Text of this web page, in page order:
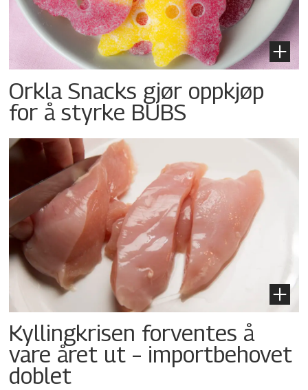
Orkla Snacks gjør oppkjøp
for å styrke BUBS
Kyllingkrisen forventes å
vare året ut – importbehovet
doblet